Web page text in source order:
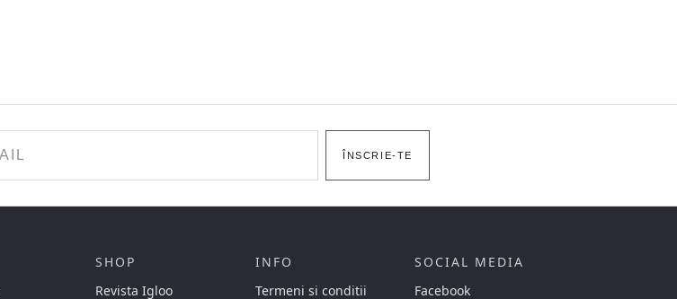
ÎNSCRIE-TE
SHOP
Revista Igloo
INFO
Termeni si conditii
SOCIAL MEDIA
Facebook